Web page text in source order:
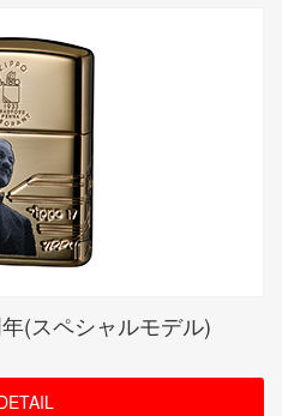
(スペシャルモデル)